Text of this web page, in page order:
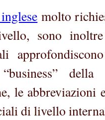
molto
sono
“business”
le abbreviazioni
di livello